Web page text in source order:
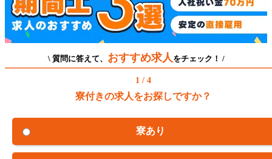
\ 質問に答えて、 おすすめ求人 をチェック！ /
1 / 4
寮付きの求人をお探しですか？
寮あり